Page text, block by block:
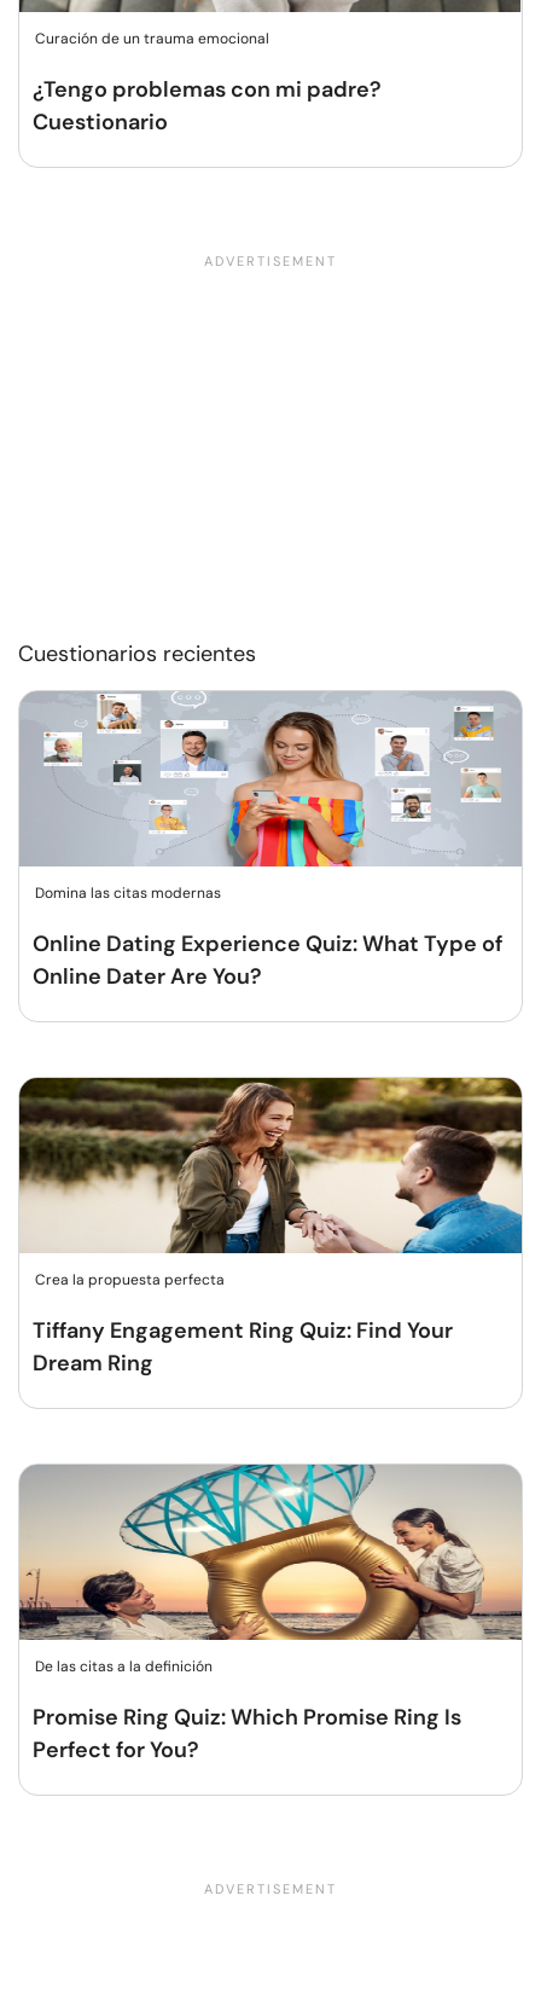
Curación de un trauma emocional
¿Tengo problemas con mi padre?
Cuestionario
Cuestionarios recientes
Domina las citas modernas
Online Dating Experience Quiz: What Type of
Online Dater Are You?
Crea la propuesta perfecta
Tiffany Engagement Ring Quiz: Find Your
Dream Ring
De las citas a la definición
Promise Ring Quiz: Which Promise Ring Is
Perfect for You?